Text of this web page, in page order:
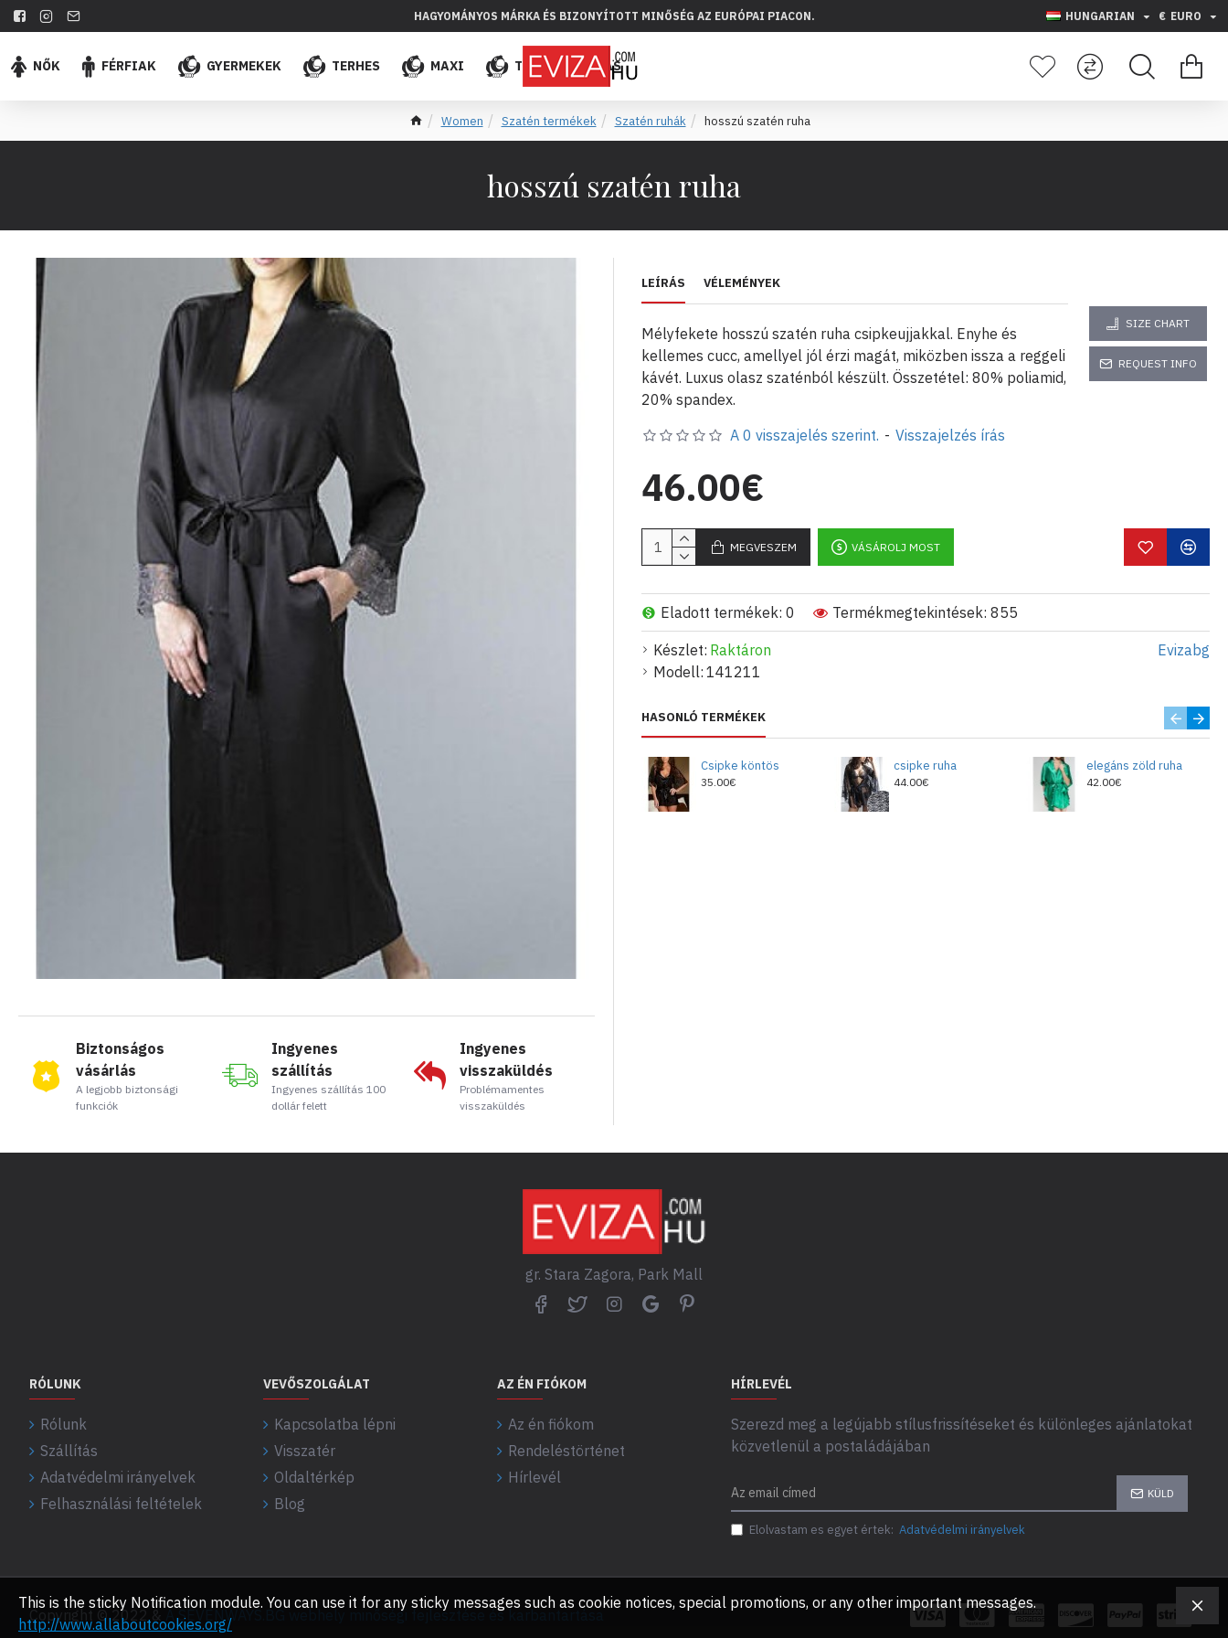
HAGYOMÁNYOS MÁRKA ÉS BIZONYÍTOTT MINŐSÉG AZ EURÓPAI PIACON. HUNGARIAN € EURO
NŐK FÉRFIAK GYERMEKEK TERHES MAXI TÖBB ELADÁS
Women Szatén termékek Szatén ruhák hosszú szatén ruha
hosszú szatén ruha
Biztonságos
vásárlás
A legjobb biztonsági
funkciók
Ingyenes
szállítás
Ingyenes szállítás 100
dollár felett
Ingyenes
visszaküldés
Problémamentes
visszaküldés
LEÍRÁS VÉLEMÉNYEK
Mélyfekete hosszú szatén ruha csipkeujjakkal. Enyhe és
kellemes cucc, amellyel jól érzi magát, miközben issza a reggeli
kávét. Luxus olasz szaténból készült. Összetétel: 80% poliamid,
20% spandex.
SIZE CHART
REQUEST INFO
Készlet: Raktáron
Modell: 141211
Evizabg
Eladott termékek: 0 Termékmegtekintések: 855
A 0 visszajelés szerint. - Visszajelzés írás
46.00€
MEGVESZEM VÁSÁROLJ MOST
HASONLÓ TERMÉKEK
Csipke köntös
35.00€
csipke ruha
44.00€
elegáns zöld ruha
42.00€
gr. Stara Zagora, Park Mall
RÓLUNK
Rólunk
Szállítás
Adatvédelmi irányelvek
Felhasználási feltételek
VEVŐSZOLGÁLAT
Kapcsolatba lépni
Visszatér
Oldaltérkép
Blog
AZ ÉN FIÓKOM
Az én fiókom
Rendeléstörténet
Hírlevél
HÍRLEVÉL
Szerezd meg a legújabb stílusfrissítéseket és különleges ajánlatokat
közvetlenül a postaládájában
KÜLD
Elolvastam es egyet értek: Adatvédelmi irányelvek
Copyright © 2022 & A SEVENWAYS.BG webhely minőségi fejlesztése és karbantartása
This is the sticky Notification module. You can use it for any sticky messages such as cookie notices, special promotions, or any other important messages.
http://www.allaboutcookies.org/